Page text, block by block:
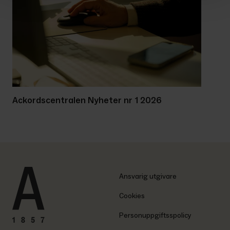
Ackordscentralen Nyheter nr 1 2026
Ansvarig utgivare
Cookies
Personuppgiftsspolicy